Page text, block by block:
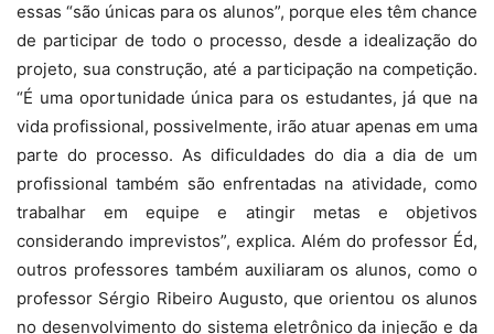
essas “são únicas para os alunos”, porque eles têm chance
de participar de todo o processo, desde a idealização do
projeto, sua construção, até a participação na competição.
“É uma oportunidade única para os estudantes, já que na
vida profissional, possivelmente, irão atuar apenas em uma
parte do processo. As dificuldades do dia a dia de um
profissional também são enfrentadas na atividade, como
trabalhar em equipe e atingir metas e objetivos
considerando imprevistos”, explica. Além do professor Éd,
outros professores também auxiliaram os alunos, como o
professor Sérgio Ribeiro Augusto, que orientou os alunos
no desenvolvimento do sistema eletrônico da injeção e da